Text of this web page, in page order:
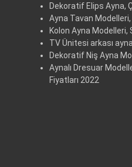
Dekoratif Elips Ayna,
Ayna Tavan Modelleri,
Kolon Ayna Modelleri,
TV Ünitesi arkası ayna
Dekoratif Niş Ayna
Aynalı Dresuar
Fiyatları 2022